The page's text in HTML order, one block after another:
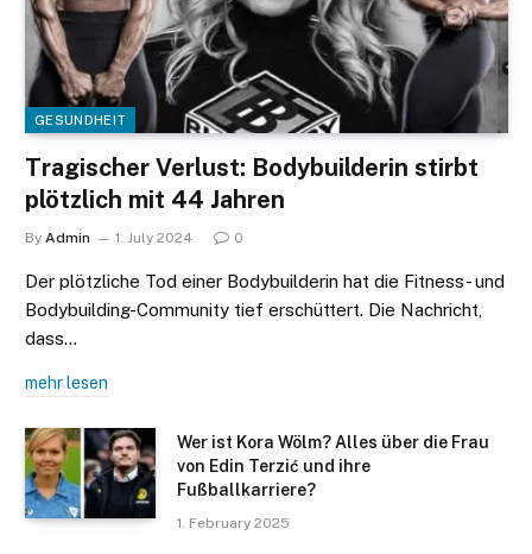
GESUNDHEIT
Tragischer Verlust: Bodybuilderin stirbt
plötzlich mit 44 Jahren
By Admin 1. July 2024 0
Der plötzliche Tod einer Bodybuilderin hat die Fitness- und
Bodybuilding-Community tief erschüttert. Die Nachricht,
dass…
mehr lesen
Wer ist Kora Wölm? Alles über die Frau
von Edin Terzić und ihre
Fußballkarriere?
1. February 2025